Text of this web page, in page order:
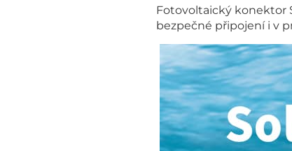
Fotovoltaický konektor
bezpečné připojení i v